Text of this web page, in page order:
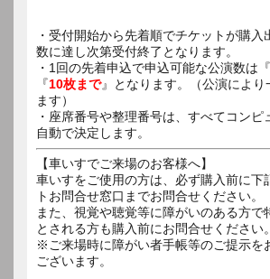
・受付開始から先着順でチケットが購入
数に達し次第受付終了となります。
・1回の先着申込で申込可能な公演数は『
『10枚まで』となります。（公演により
ます）
・座席番号や整理番号は、すべてコンピ
自動で決定します。
【車いすでご来場のお客様へ】
車いすをご使用の方は、必ず購入前に下
トお問合せ窓口までお問合せください。
また、視覚や聴覚等に障がいのある方で
とされる方も購入前にお問合せください。
※ご来場時に障がい者手帳等のご提示を
ございます。